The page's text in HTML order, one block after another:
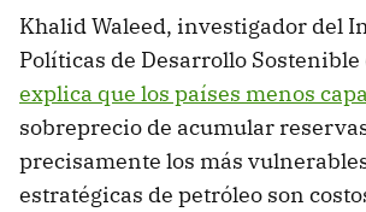
Khalid Waleed, investigador del
Políticas de Desarrollo
explica que los países menos
sobreprecio de acumular
precisamente los más
estratégicas de petróleo son